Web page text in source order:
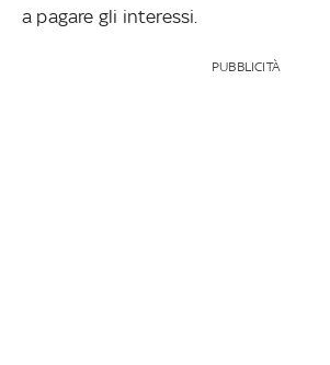
a pagare gli interessi.
PUBBLICITÀ